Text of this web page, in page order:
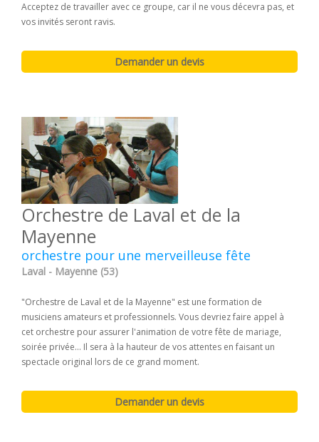
Acceptez de travailler avec ce groupe, car il ne vous décevra pas, et
vos invités seront ravis.
Orchestre de Laval et de la
Mayenne
orchestre pour une merveilleuse fête
Laval - Mayenne (53)
"Orchestre de Laval et de la Mayenne" est une formation de
musiciens amateurs et professionnels. Vous devriez faire appel à
cet orchestre pour assurer l'animation de votre fête de mariage,
soirée privée... Il sera à la hauteur de vos attentes en faisant un
spectacle original lors de ce grand moment.